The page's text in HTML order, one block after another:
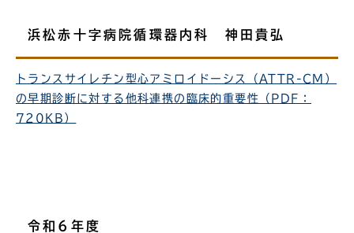
浜松赤十字病院循環器内科 神田貴弘
トランスサイレチン型心アミロイドーシス（ATTR-CM）
の早期診断に対する他科連携の臨床的重要性（PDF：
720KB）
令和6年度